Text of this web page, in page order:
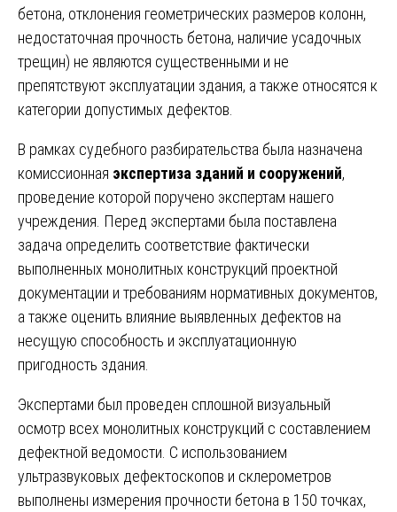
бетона, отклонения геометрических размеров колонн,
недостаточная прочность бетона, наличие усадочных
трещин) не являются существенными и не
препятствуют эксплуатации здания, а также относятся к
категории допустимых дефектов.
В рамках судебного разбирательства была назначена
комиссионная экспертиза зданий и сооружений,
проведение которой поручено экспертам нашего
учреждения. Перед экспертами была поставлена
задача определить соответствие фактически
выполненных монолитных конструкций проектной
документации и требованиям нормативных документов,
а также оценить влияние выявленных дефектов на
несущую способность и эксплуатационную
пригодность здания.
Экспертами был проведен сплошной визуальный
осмотр всех монолитных конструкций с составлением
дефектной ведомости. С использованием
ультразвуковых дефектоскопов и склерометров
выполнены измерения прочности бетона в 150 точках,